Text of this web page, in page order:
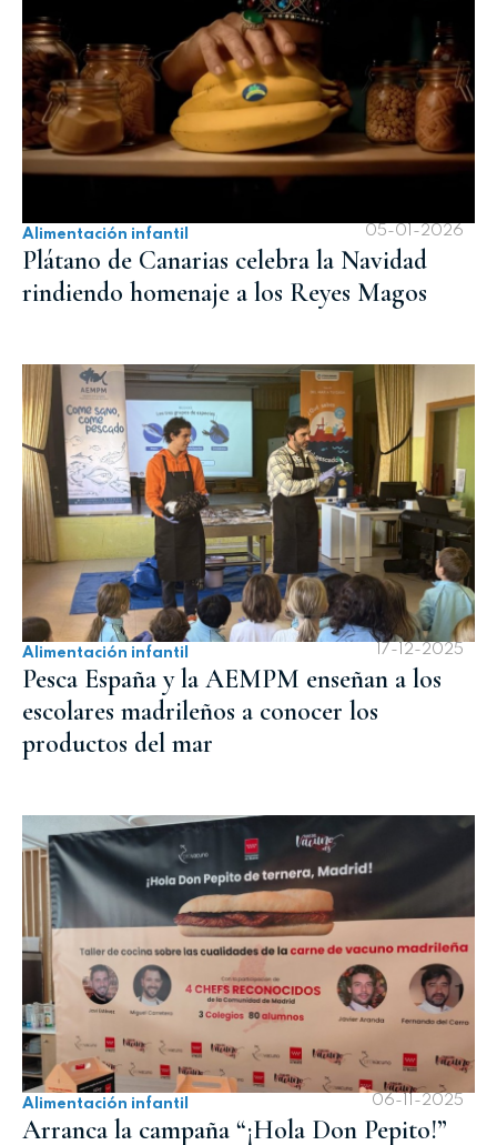
Alimentación infantil 05-01-2026
Plátano de Canarias celebra la Navidad
rindiendo homenaje a los Reyes Magos
Alimentación infantil 17-12-2025
Pesca España y la AEMPM enseñan a los
escolares madrileños a conocer los
productos del mar
Alimentación infantil 06-11-2025
Arranca la campaña “¡Hola Don Pepito!”